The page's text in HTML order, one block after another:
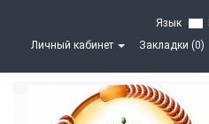
Язык
Личный кабинет
Закладки (0)